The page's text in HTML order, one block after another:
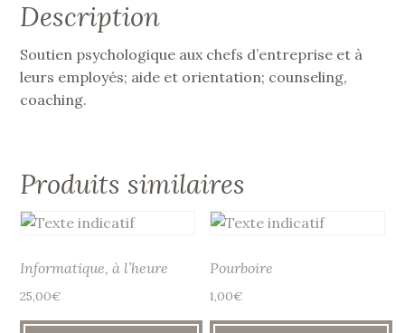
Description
Soutien psychologique aux chefs d’entreprise et à
leurs employés; aide et orientation; counseling,
coaching.
Produits similaires
Informatique, à l’heure
25,00€
Pourboire
1,00€